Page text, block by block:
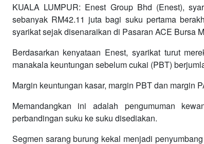
KUALA LUMPUR: Enest Group Bhd (Enest),
sebanyak RM42.11 juta bagi suku pertama
syarikat sejak disenaraikan di Pasaran ACE Bursa
Berdasarkan kenyataan Enest, syarikat turut
manakala keuntungan sebelum cukai (PBT)
Margin keuntungan kasar, margin PBT dan margin
Memandangkan ini adalah pengumuman
perbandingan suku ke suku disediakan.
Segmen sarang burung kekal menjadi